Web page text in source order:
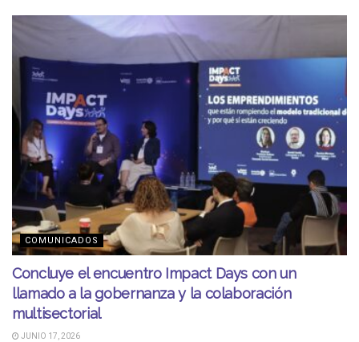
COMUNICADOS
Concluye el encuentro Impact Days con un
llamado a la gobernanza y la colaboración
multisectorial
JUNIO 17, 2026